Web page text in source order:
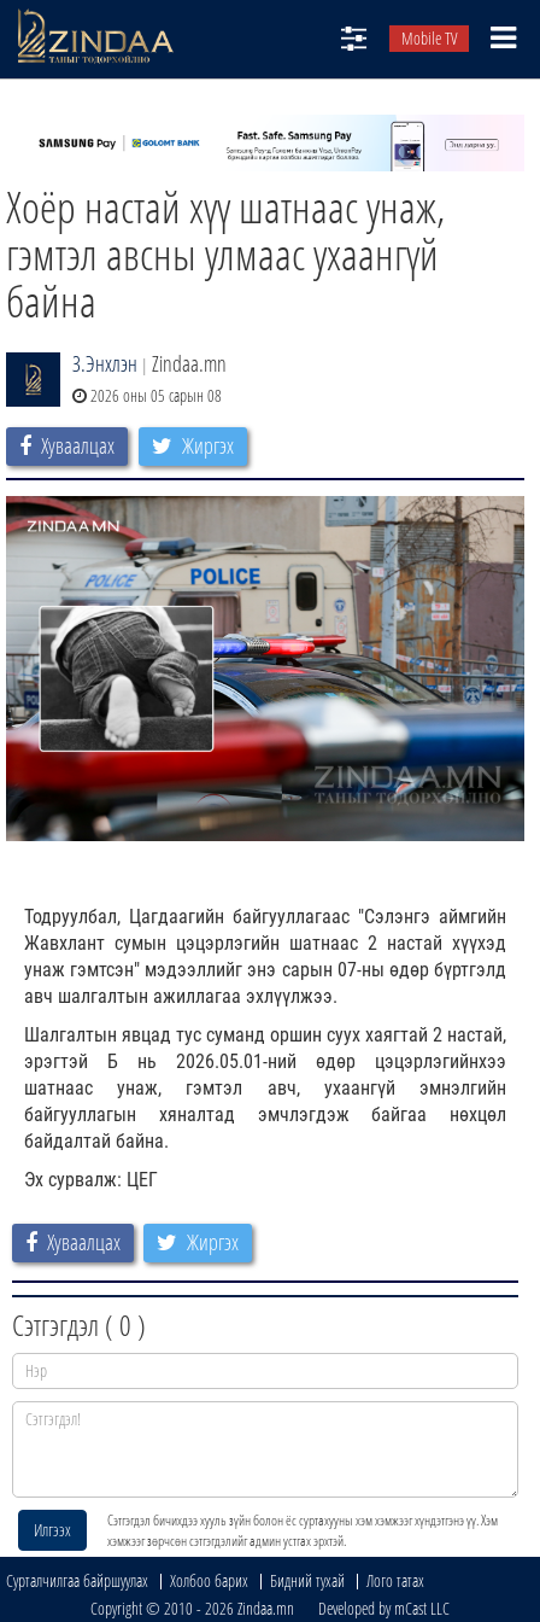
Mobile TV
ТВ8
ӨГЛӨӨНИЙ СОНИН
АУДИО ЗОХИОЛ
ЗИНДАА СЭТГҮҮЛ
Хоёр настай хүү шатнаас унаж,
гэмтэл авсны улмаас ухаангүй
байна
З.Энхлэн | Zindaa.mn
2026 оны 05 сарын 08
Хуваалцах Жиргэх
Тодруулбал, Цагдаагийн байгууллагаас "Сэлэнгэ аймгийн
Жавхлант сумын цэцэрлэгийн шатнаас 2 настай хүүхэд
унаж гэмтсэн" мэдээллийг энэ сарын 07-ны өдөр бүртгэлд
авч шалгалтын ажиллагаа эхлүүлжээ.
Шалгалтын явцад тус суманд оршин суух хаягтай 2 настай,
эрэгтэй Б нь 2026.05.01-ний өдөр цэцэрлэгийнхээ
шатнаас унаж, гэмтэл авч, ухаангүй эмнэлгийн
байгууллагын хяналтад эмчлэгдэж байгаа нөхцөл
байдалтай байна.
Эх сурвалж: ЦЕГ
Хуваалцах Жиргэх
Сэтгэгдэл ( 0 )
Илгээх
Сэтгэгдэл бичихдээ хууль зүйн болон ёс суртахууны хэм хэмжээг хүндэтгэнэ үү. Хэм
хэмжээг зөрчсөн сэтгэгдэлийг админ устгах эрхтэй.
Сурталчилгаа байршуулах Холбоо барих Бидний тухай
Лого татах
Copyright © 2010 - 2026 Zindaa.mn Developed by mCast LLC